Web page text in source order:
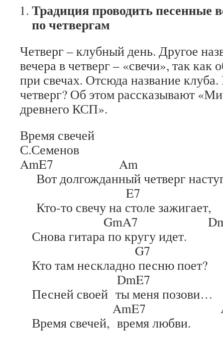
Традиция проводить песенные
по четвергам
Четверг – клубный день. Другое
вечера в четверг – «свечи», так
при свечах. Отсюда название
четверг? Об этом рассказывают
древнего КСП».
Время свечей
С.Семенов
AmE7 Am
Вот долгожданный четверг
E7
Кто-то свечу на столе зажигает,
GmA7
Снова гитара по кругу идет.
G7
Кто там нескладно песню поет?
DmE7
Песней своей ты меня позови…
AmE7
Время свечей, время любви.